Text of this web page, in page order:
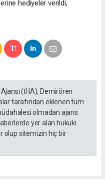
hediyeler verildi,
(İHA), Demirören
tarafından eklenen tüm
olmadan ajans
yer alan hukuki
olup sitemizin hiç bir